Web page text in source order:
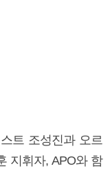
트 조성진과 오르
지휘자, APO와 함